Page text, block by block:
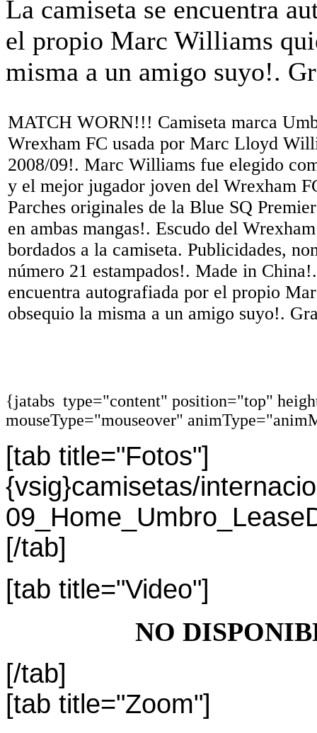
MATCH WORN!!! Camiseta marca
Wrexham FC usada por Marc Lloyd
2008/09!. Marc Williams fue elegido
y el mejor jugador joven del Wrexham
Parches originales de la Blue SQ
en ambas mangas!. Escudo del
bordados a la camiseta. Publicidades,
número 21 estampados!. Made in
encuentra autografiada por el propio
obsequio la misma a un amigo suyo!.
{jatabs type="content" position="top"
mouseType="mouseover"
[tab title="Fotos"]
{vsig}camisetas/
[/tab]
[tab title="Video"]
NO
[/tab]
[tab title="Zoom"]